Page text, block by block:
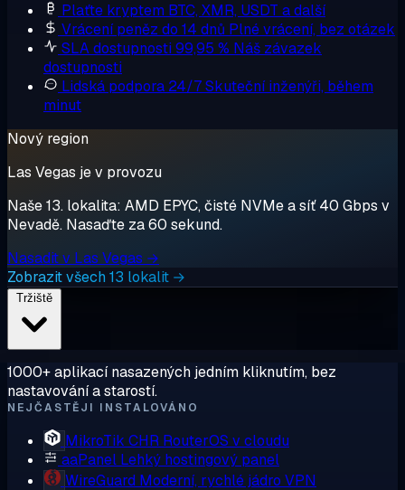
Plaťte kryptem BTC, XMR, USDT a další
Vrácení peněz do 14 dnů Plné vrácení, bez otázek
SLA dostupnosti 99,95 % Náš závazek
dostupnosti
Lidská podpora 24/7Skuteční inženýři, během
minut
Nový region
Las Vegas je v provozu
Naše 13. lokalita: AMD EPYC, čisté NVMe a síť 40 Gbps v
Nevadě. Nasaďte za 60 sekund.
Nasadit v Las Vegas →
Zobrazit všech 13 lokalit →
1000+ aplikací nasazených jedním kliknutím, bez
nastavování a starostí.
NEJČASTĚJI INSTALOVÁNO
MikroTik CHR RouterOS v cloudu
aaPanel Lehký hostingový panel
WireGuard Moderní, rychlé jádro VPN